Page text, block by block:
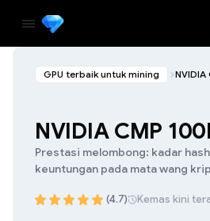
GPU terbaik untuk mining NVIDIA
NVIDIA CMP
Prestasi melombong: kadar
keuntungan pada mata wang
(4.7) Kemas kini